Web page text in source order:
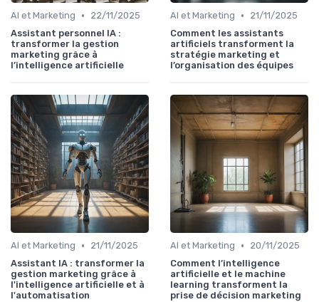
AI et Marketing •
22/11/2025
Assistant personnel IA :
transformer la gestion
marketing grâce à
l’intelligence artificielle
AI et Marketing •
21/11/2025
Comment les assistants
artificiels transforment la
stratégie marketing et
l’organisation des équipes
AI et Marketing •
21/11/2025
Assistant IA : transformer la
gestion marketing grâce à
l'intelligence artificielle et à
l'automatisation
AI et Marketing •
20/11/2025
Comment l’intelligence
artificielle et le machine
learning transforment la
prise de décision marketing